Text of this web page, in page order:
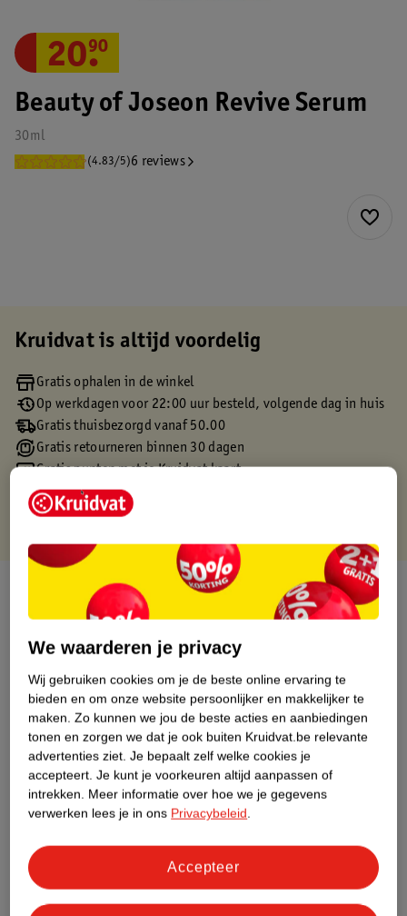
Beauty of Joseon Revive Serum
30ml
(4.83/5)6 reviews
20.
90
Kruidvat is altijd voordelig
Gratis ophalen in de winkel
Op werkdagen voor 22:00 uur besteld, volgende dag in huis
Gratis thuisbezorgd vanaf 50.00
Gratis retourneren binnen 30 dagen
Gratis punten met je Kruidvat kaart
Over dit product
Etiketinformatie
Nature Impact Score
Dit product heeft (nog) geen Nature
Bestel & Bezorginformatie
We waarderen je privacy
Wij gebruiken cookies om je de beste online ervaring te
bieden en om onze website persoonlijker en makkelijker te
maken. Zo kunnen we jou de beste acties en aanbiedingen
tonen en zorgen we dat je ook buiten Kruidvat.be relevante
advertenties ziet. Je bepaalt zelf welke cookies je
accepteert. Je kunt je voorkeuren altijd aanpassen of
intrekken. Meer informatie over hoe we je gegevens
verwerken lees je in ons Privacybeleid.
Accepteer